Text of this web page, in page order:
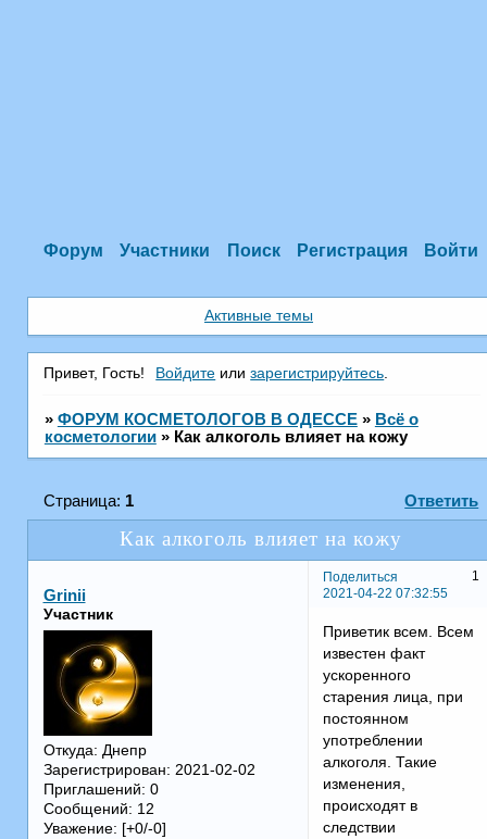
Форум Участники Поиск Регистрация Войти
Активные темы
Привет, Гость! Войдите илизарегистрируйтесь.
» ФОРУМ КОСМЕТОЛОГОВ В ОДЕССЕ » Всё о
косметологии » Как алкоголь влияет на кожу
Как алкоголь влияет на кожу
Страница: 1 Ответить
Поделиться
1
2021-04-22 07:32:55
Grinii
Участник
Откуда: Днепр
Зарегистрирован: 2021-02-02
Приглашений: 0
Сообщений: 12
Уважение: [+0/-0]
Приветик всем. Всем
известен факт
ускоренного
старения лица, при
постоянном
употреблении
алкоголя. Такие
изменения,
происходят в
следствии